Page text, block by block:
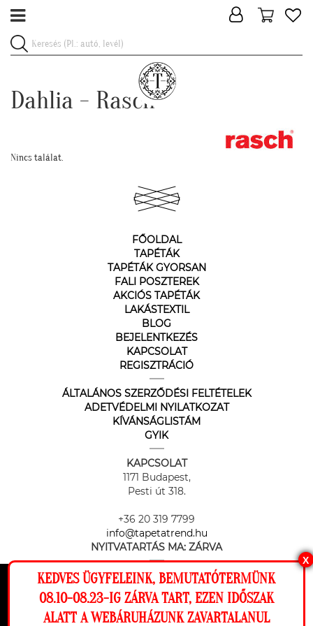
Ez a weboldal cookie-kat használ, hogy a
lehető legjobb élményt nyújtsa honlapunkon.
Dahlia - Rasch
Nincs találat.
FŐOLDAL
TAPÉTÁK
TAPÉTÁK GYORSAN
FALI POSZTEREK
AKCIÓS TAPÉTÁK
LAKÁSTEXTIL
BLOG
BEJELENTKEZÉS
KAPCSOLAT
REGISZTRÁCIÓ
ÁLTALÁNOS SZERZŐDÉSI FELTÉTELEK
ADETVÉDELMI NYILATKOZAT
KÍVÁNSÁGLISTÁM
GYIK
KAPCSOLAT
1171 Budapest,
Pesti út 318.
+36 20 319 7799
info@tapetatrend.hu
NYITVATARTÁS MA: ZÁRVA
X
KEDVES ÜGYFELEINK, BEMUTATÓTERMÜNK
08.10-08.23-IG ZÁRVA TART, EZEN IDŐSZAK
ALATT A WEBÁRUHÁZUNK ZAVARTALANUL